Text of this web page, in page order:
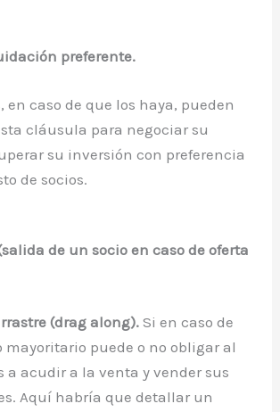
preferente.
en caso de que los haya, pueden
cláusula para negociar su
su inversión con preferencia
de socios.
de un socio en caso de oferta
(drag along). Si en caso de
mayoritario puede o no obligar al
a acudir a la venta y vender sus
Aquí habría que detallar un